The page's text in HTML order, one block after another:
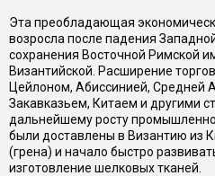
Эта преобладающая
возросла после падения
сохранения Восточной Римской
Византийской. Расширение
Цейлоном, Абиссинией, Средней
Закавказьем, Китаем и другими
дальнейшему росту
были доставлены в Византию из
(грена) и начало быстро
изготовление шелковых тканей.